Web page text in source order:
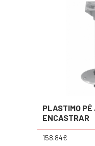
PLASTIMO PÉ
ENCASTRAR
158.84€